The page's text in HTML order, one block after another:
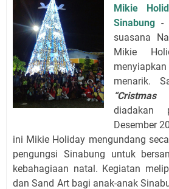
Mikie
Sinabung -
suasana
Mikie
menarik.
diadakan
Desember
ini Mikie Holiday mengundang
pengungsi Sinabung untuk
kebahagiaan natal. Kegiatan
dan Sand Art bagi anak-anak